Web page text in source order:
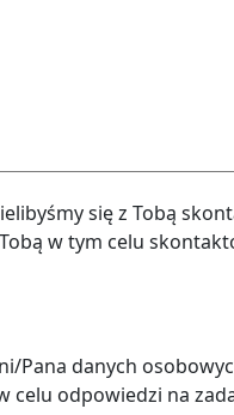
się z Tobą
w tym celu
Pana danych
celu odpowiedzi na